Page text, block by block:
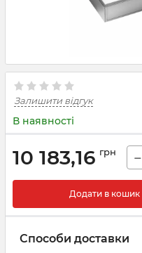
Залишити відгук
В наявності
10 183,16 грн −
Додати в кошик
Способи доставки